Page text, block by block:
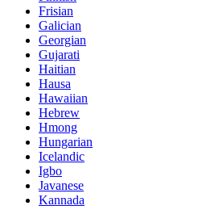
Frisian
Galician
Georgian
Gujarati
Haitian
Hausa
Hawaiian
Hebrew
Hmong
Hungarian
Icelandic
Igbo
Javanese
Kannada